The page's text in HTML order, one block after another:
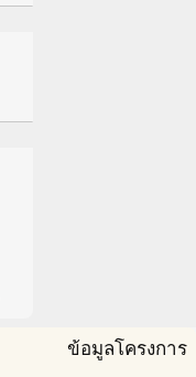
ข้อมูลโครงการ